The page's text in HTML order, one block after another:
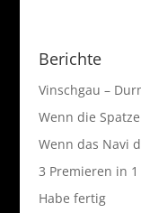
Berichte
Vinschgau –
Wenn die
Wenn das Navi
3 Premieren in
Habe fertig